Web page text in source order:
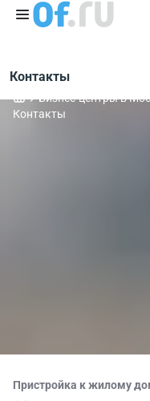
Контакты
Бизнес-центры в
Контакты
Пристройка к жилому